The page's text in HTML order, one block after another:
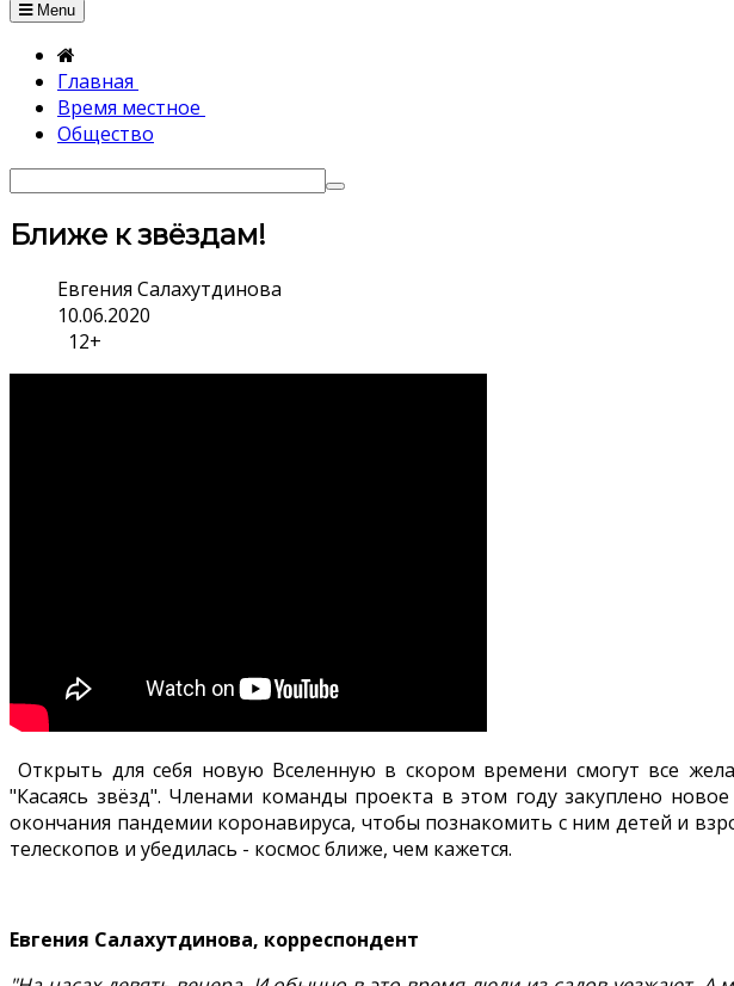
Menu
Главная
Время местное
Общество
Ближе к звёздам!
Евгения Салахутдинова
10.06.2020
12+
Открыть для себя новую Вселенную в скором времени смогут все
"Касаясь звёзд". Членами команды проекта в этом году закуплено
окончания пандемии коронавируса, чтобы познакомить с ним детей и
телескопов и убедилась - космос ближе, чем кажется.
Евгения Салахутдинова, корреспондент